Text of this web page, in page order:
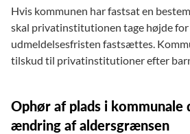
Hvis kommunen har fastsat en
skal privatinstitutionen tage højde for
udmeldelsesfristen fastsættes.
tilskud til privatinstitutioner efter
Ophør af plads i kommunale
ændring af aldersgrænsen